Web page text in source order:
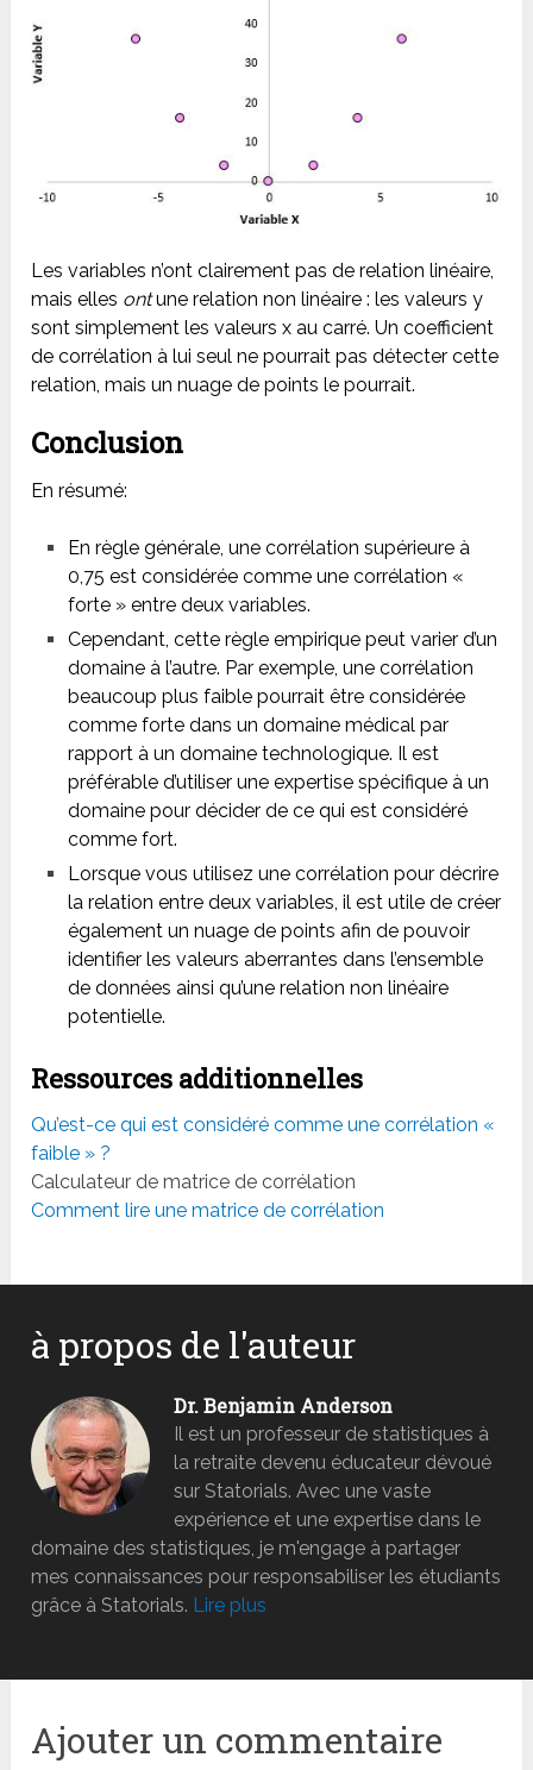
Les variables n’ont clairement pas de relation linéaire,
mais elles ontune relation non linéaire : les valeurs y
sont simplement les valeurs x au carré. Un coefficient
de corrélation à lui seul ne pourrait pas détecter cette
relation, mais un nuage de points le pourrait.
Conclusion
En résumé:
En règle générale, une corrélation supérieure à
0,75 est considérée comme une corrélation «
forte » entre deux variables.
Cependant, cette règle empirique peut varier d’un
domaine à l’autre. Par exemple, une corrélation
beaucoup plus faible pourrait être considérée
comme forte dans un domaine médical par
rapport à un domaine technologique. Il est
préférable d’utiliser une expertise spécifique à un
domaine pour décider de ce qui est considéré
comme fort.
Lorsque vous utilisez une corrélation pour décrire
la relation entre deux variables, il est utile de créer
également un nuage de points afin de pouvoir
identifier les valeurs aberrantes dans l’ensemble
de données ainsi qu’une relation non linéaire
potentielle.
Ressources additionnelles
Qu’est-ce qui est considéré comme une corrélation «
faible » ?
Calculateur de matrice de corrélation
Comment lire une matrice de corrélation
à propos de l'auteur
Dr. Benjamin Anderson
Il est un professeur de statistiques à
la retraite devenu éducateur dévoué
sur Statorials. Avec une vaste
expérience et une expertise dans le
domaine des statistiques, je m'engage à partager
mes connaissances pour responsabiliser les étudiants
grâce à Statorials. Lire plus
Ajouter un commentaire